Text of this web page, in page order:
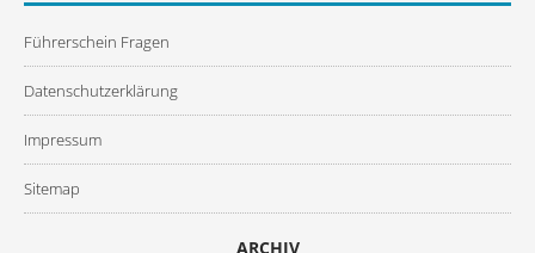
Führerschein Fragen
Datenschutzerklärung
Impressum
Sitemap
ARCHIV